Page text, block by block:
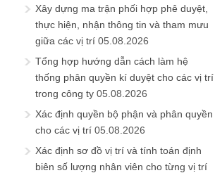
Xây dựng ma trận phối hợp phê duyệt,
thực hiện, nhận thông tin và tham mưu
giữa các vị trí 05.08.2026
Tổng hợp hướng dẫn cách làm hệ
thống phân quyền kí duyệt cho các vị trí
trong công ty 05.08.2026
Xác định quyền bộ phận và phân quyền
cho các vị trí 05.08.2026
Xác định sơ đồ vị trí và tính toán định
biên số lượng nhân viên cho từng vị trí